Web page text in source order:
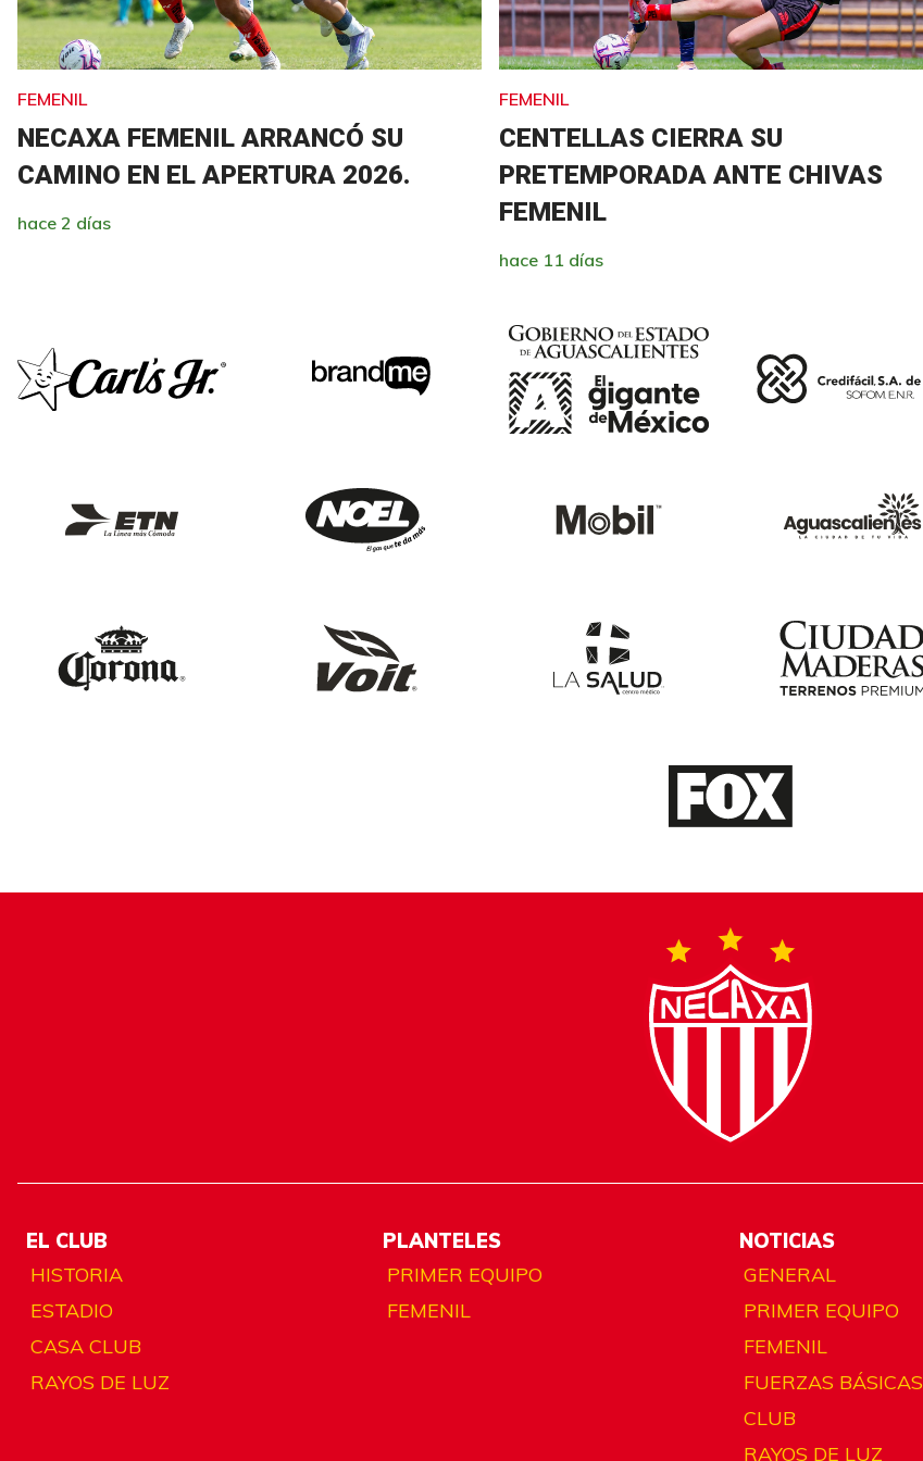
FEMENIL
NECAXA FEMENIL ARRANCÓ SU
CAMINO EN EL APERTURA 2026.
hace 2 días
FEMENIL
CENTELLAS CIERRA SU
PRETEMPORADA ANTE CHIVAS
FEMENIL
hace 11 días
EL CLUB
HISTORIA
ESTADIO
CASA CLUB
RAYOS DE LUZ
PLANTELES
PRIMER EQUIPO
FEMENIL
NOTICIAS
GENERAL
PRIMER EQUIPO
FEMENIL
FUERZAS BÁSICAS
CLUB
RAYOS DE LUZ